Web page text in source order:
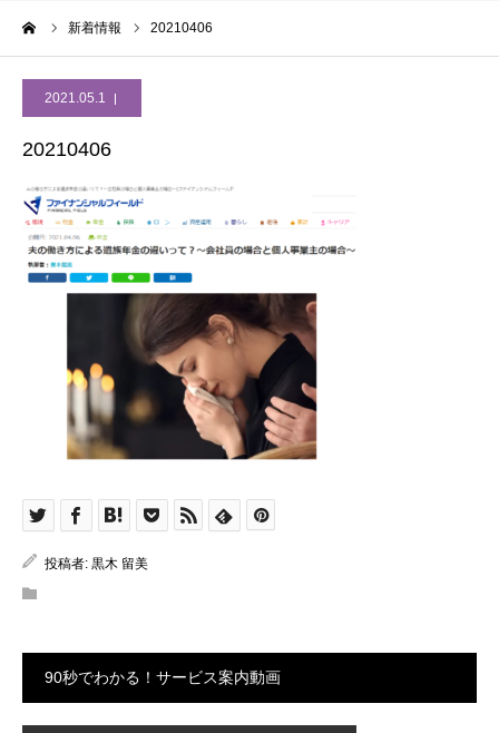
新着情報 20210406
2021.05.1
20210406
投稿者: 黒木 留美
90秒でわかる！サービス案内動画
お問い合わせ